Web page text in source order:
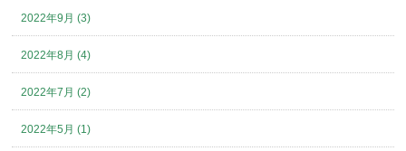
2022年9月 (3)
2022年8月 (4)
2022年7月 (2)
2022年5月 (1)